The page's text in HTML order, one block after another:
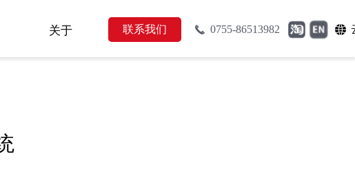
联系我们
关于 끅 0755-86513982 뀁